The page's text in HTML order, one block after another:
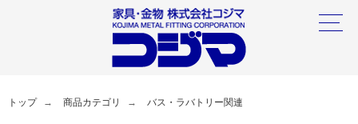
トップ 商品カテゴリ バス・ラバトリー関連